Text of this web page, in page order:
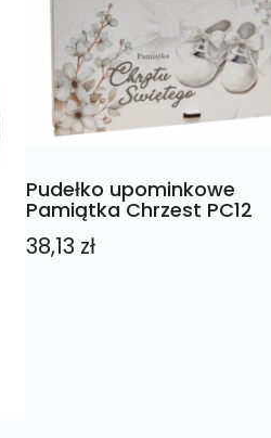
Pudełko upominkowe
Pamiątka Chrzest PC12
38,13 zł